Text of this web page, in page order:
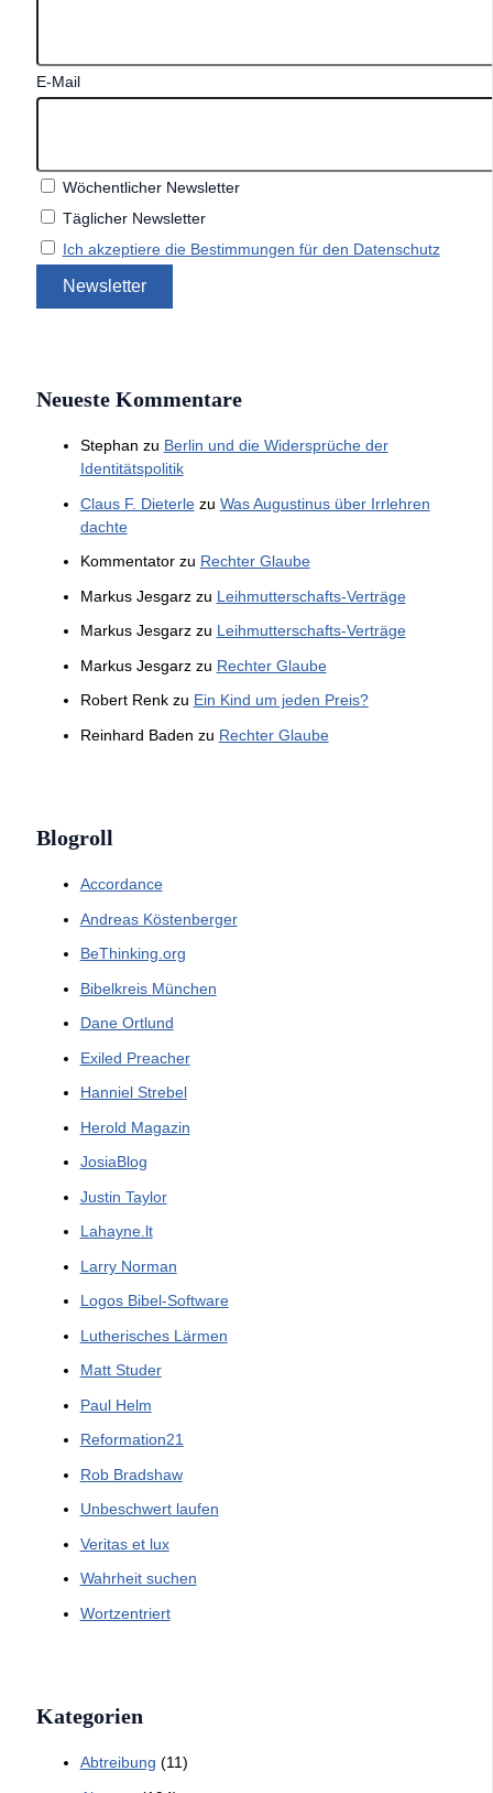
E-Mail
Wöchentlicher Newsletter
Täglicher Newsletter
Ich akzeptiere die Bestimmungen für den Datenschutz
Neueste Kommentare
Stephan zu Berlin und die Widersprüche der
Identitätspolitik
Claus F. Dieterlezu Was Augustinus über Irrlehren
dachte
Kommentatorzu Rechter Glaube
Markus Jesgarzzu Leihmutterschafts-Verträge
Markus Jesgarzzu Leihmutterschafts-Verträge
Markus Jesgarzzu Rechter Glaube
Robert Renkzu Ein Kind um jeden Preis?
Reinhard Baden zu Rechter Glaube
Blogroll
Accordance
Andreas Köstenberger
BeThinking.org
Bibelkreis München
Dane Ortlund
Exiled Preacher
Hanniel Strebel
Herold Magazin
JosiaBlog
Justin Taylor
Lahayne.lt
Larry Norman
Logos Bibel-Software
Lutherisches Lärmen
Matt Studer
Paul Helm
Reformation21
Rob Bradshaw
Unbeschwert laufen
Veritas et lux
Wahrheit suchen
Wortzentriert
Kategorien
Abtreibung (11)